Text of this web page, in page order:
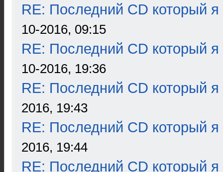
RE: Последний CD который я
10-2016, 09:15
RE: Последний CD который я
10-2016, 19:36
RE: Последний CD который я
2016, 19:43
RE: Последний CD который я
2016, 19:44
RE: Последний CD который я